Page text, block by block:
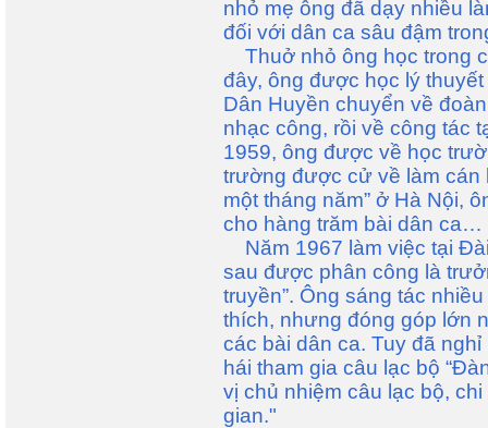
nhỏ mẹ ông đã dạy nhiều
đối với dân ca sâu đậm
Thuở nhỏ ông học trong
đây, ông được học lý
Dân Huyền chuyển về
nhạc công, rồi về công tác
1959, ông được về học
trường được cử về làm cán
một tháng năm” ở Hà Nội,
cho hàng trăm bài dân ca…
Năm 1967 làm việc tại
sau được phân công là
truyền”. Ông sáng tác
thích, nhưng đóng góp lớn
các bài dân ca. Tuy đã
hái tham gia câu lạc bộ
vị chủ nhiệm câu lạc bộ,
gian."